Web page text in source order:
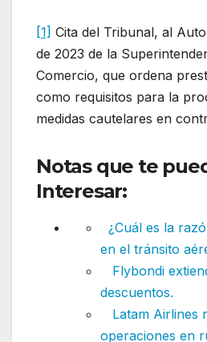
[1] Cita del Tribunal, al
de 2023 de la
Comercio, que ordena
como requisitos para la
medidas cautelares en
Notas que te
Interesar:
¿Cuál es la
en el tránsito
Flybondi
descuentos.
Latam Airlines
operaciones en